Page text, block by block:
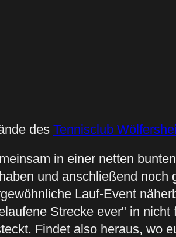
des Tennisclub
in einer netten
und anschließend
Lauf-Event
Strecke ever" in
Findet also heraus, wo